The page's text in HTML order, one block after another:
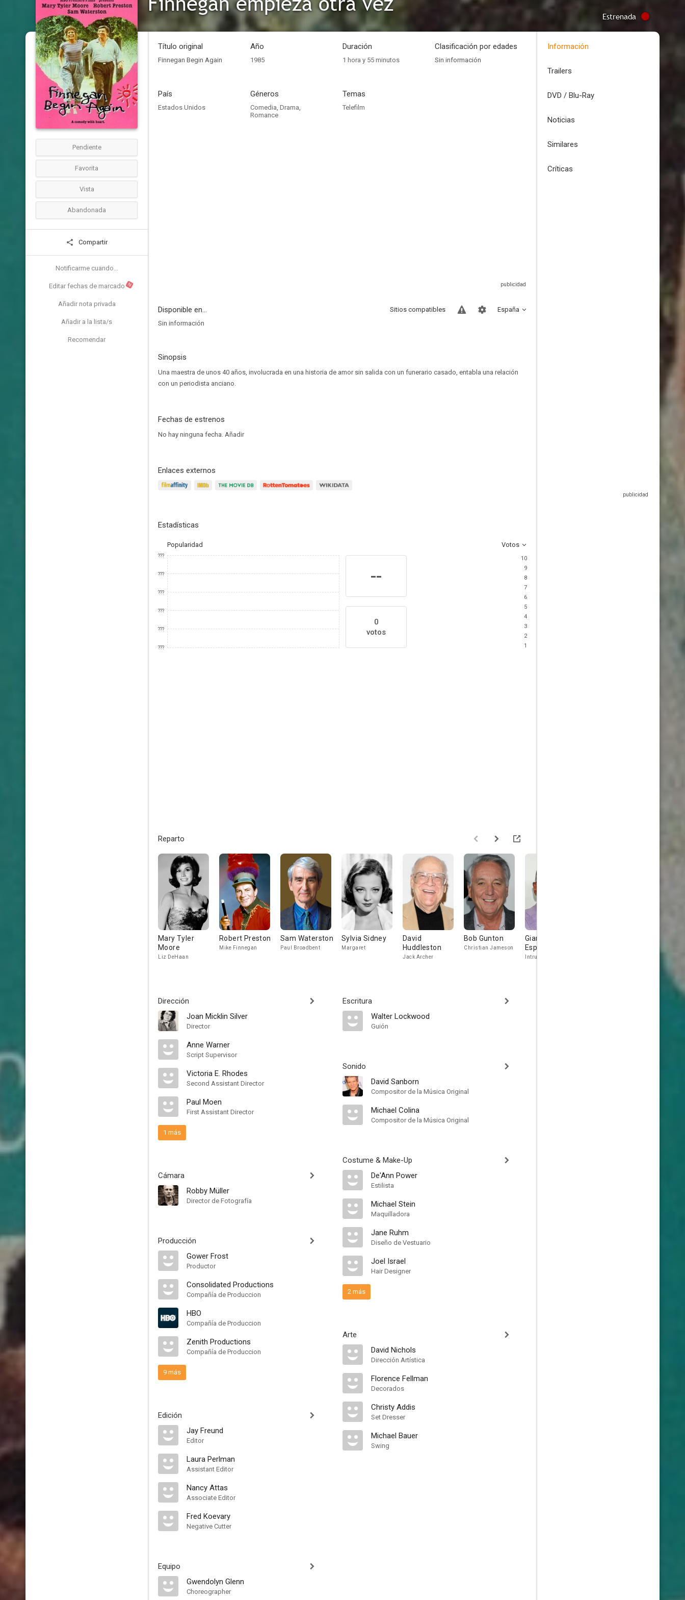
Estrenada
Pendiente
Favorita
Vista
Abandonada
Compartir
Notificarme cuando...
Editar fechas de marcado N
Añadir nota privada
Añadir a la lista/s
Recomendar
Título original
Finnegan Begin Again
Año
1985
Duración
1 hora y 55 minutos
Clasificación por edades
Sin información
País
Estados Unidos
Géneros
Comedia, Drama,
Romance
Temas
Telefilm
Disponible en... España
Sitios compatibles
Sin información
Sinopsis
Una maestra de unos 40 años, involucrada en una historia de amor sin salida con un funerario casado, entabla una relación
con un periodista anciano.
Fechas de estrenos
No hay ninguna fecha. Añadir
Enlaces externos
Estadísticas
Popularidad Votos
???
???
???
???
???
???
--
0
votos
10
9
8
7
6
5
4
3
2
1
Reparto
Mary Tyler
Moore
Liz DeHaan
Robert Preston
Mike Finnegan
Sam Waterston
Paul Broadbent
Sylvia Sidney
Margaret
David
Huddleston
Jack Archer
Bob Gunton
Christian Jameson
Giancarlo
Esposito
Intruder
Dirección
Joan Micklin Silver
Director
Anne Warner
Script Supervisor
Victoria E. Rhodes
Second Assistant Director
Paul Moen
First Assistant Director
1 más
Cámara
Robby Müller
Director de Fotografía
Producción
Gower Frost
Productor
Consolidated Productions
Compañía de Produccion
HBO
Compañía de Produccion
Zenith Productions
Compañía de Produccion
9 más
Edición
Jay Freund
Editor
Laura Perlman
Assistant Editor
Nancy Attas
Associate Editor
Fred Koevary
Negative Cutter
Equipo
Gwendolyn Glenn
Choreographer
Escritura
Walter Lockwood
Guión
Sonido
David Sanborn
Compositor de la Música Original
Michael Colina
Compositor de la Música Original
Costume & Make-Up
De'Ann Power
Estilista
Michael Stein
Maquilladora
Jane Ruhm
Diseño de Vestuario
Joel Israel
Hair Designer
2 más
Arte
David Nichols
Dirección Artística
Florence Fellman
Decorados
Christy Addis
Set Dresser
Michael Bauer
Swing
Información
Trailers
DVD / Blu-Ray
Noticias
Similares
Críticas